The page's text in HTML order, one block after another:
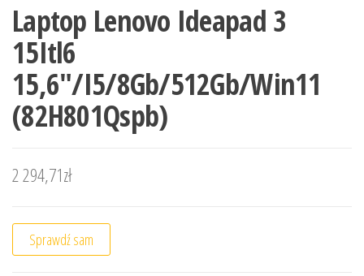
Laptop Lenovo Ideapad 3
15Itl6
15,6″/I5/8Gb/512Gb/Win11
(82H801Qspb)
2 294,71zł
Sprawdź sam